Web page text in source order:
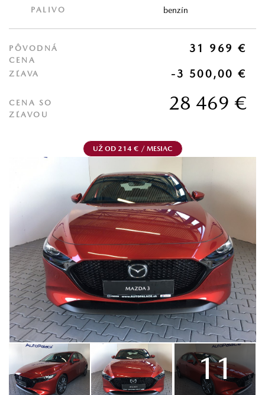
PALIVO benzín
PÔVODNÁ
CENA
31 969 €
ZĽAVA -3 500,00 €
CENA SO
ZĽAVOU
28 469 €
UŽ OD 214 € / MESIAC
11